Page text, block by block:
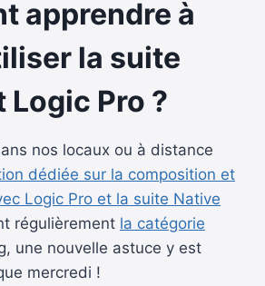
apprendre à
la suite
Logic Pro ?
nos locaux ou à distance
dédiée sur la composition et
Logic Pro et la suite Native
régulièrement la catégorie
une nouvelle astuce y est
mercredi !